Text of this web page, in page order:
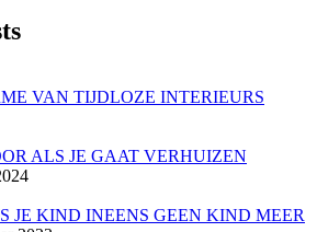
VAN TIJDLOZE INTERIEURS
ALS JE GAAT VERHUIZEN
JE KIND INEENS GEEN KIND MEER